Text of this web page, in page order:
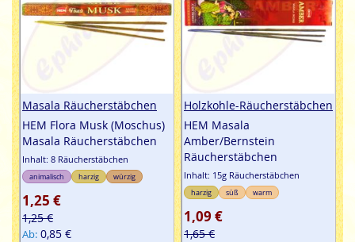
Masala Räucherstäbchen
HEM Flora Musk (Moschus)
Masala Räucherstäbchen
Inhalt: 8 Räucherstäbchen
animalisch harzig würzig
1,25 €
1,25 €
Ab 0,85 €
Holzkohle-Räucherstäbchen
HEM Masala
Amber/Bernstein
Räucherstäbchen
Inhalt: 15g Räucherstäbchen
harzig süß warm
1,09 €
1,65 €